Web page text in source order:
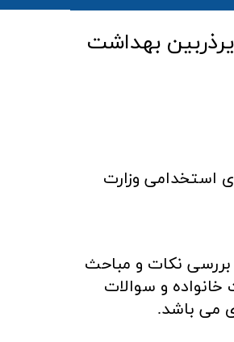
بهداشت
استخدامی وزارت
نکات و مباحث
و سوالات
می باشد.